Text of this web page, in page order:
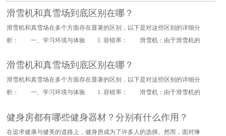
滑雪机和真雪场到底区别在哪？
雪机和真雪场在多个方面存在显著的区别，以下是对这些区别的详细分
析： 一、学习环境与体验 1. 容错率： 滑雪机：由于滑雪机的
滑雪机和真雪场到底区别在哪？
雪机和真雪场在多个方面存在显著的区别，以下是对这些区别的详细分
析： 一、学习环境与体验 1. 容错率： 滑雪机：由于滑雪机的
健身房都有哪些健身器材？分别有什么作用？
追求健康与健美的道路上，健身房成为了许多人的选择。然而，面对琳